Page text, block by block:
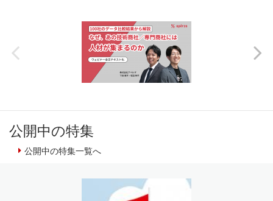
公開中の特集
公開中の特集一覧へ